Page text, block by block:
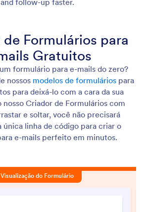
and follow-up faster.
Formulários para
Gratuitos
formulário para e-mails do zero?
nossos modelos de formulários para
para deixá-lo com a cara da sua
nosso Criador de Formulários com
e soltar, você não precisará
única linha de código para criar o
e-mails perfeito em minutos.